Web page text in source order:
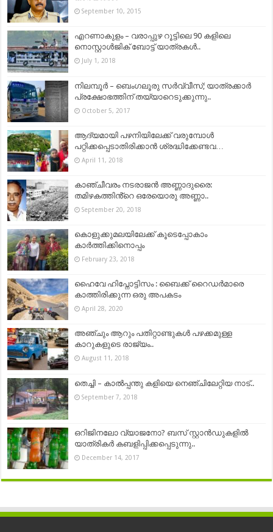
September 10, 2015
എറണാകുളം – വരാപ്പുഴ റൂട്ടിലെ 90 കളിലെ
നൊസ്റ്റാൾജിക് ബോട്ട് യാത്രകൾ..
July 1, 2018
നിലമ്പൂര്‍ – ബെംഗലൂരു സര്‍വ്വീസ്; യാത്രക്കാര്‍
പ്രക്ഷോഭത്തിന് തയ്യാറെടുക്കുന്നു..
October 5, 2017
ആദ്യമായി പഴനിയിലേക്ക് വരുമ്പോൾ
പറ്റിക്കപ്പെടാതിരിക്കാൻ ശ്രദ്ധിക്കേണ്ടവ…
April 11, 2018
കാഞ്ചീവരം നടരാജന്‍ അണ്ണാദുരൈ:
തമിഴകത്തിൻ്റെ ഒരേയൊരു അണ്ണാ..
September 20, 2018
കൊളുക്കുമലയിലേക്ക് കൂടെപ്പോകാം
കാര്‍ത്തിക്കിനൊപ്പം
February 23, 2018
ഹൈവേ ഹിപ്നോട്ടിസം : ബൈക്ക് റൈഡർമാരെ
കാത്തിരിക്കുന്ന ഒരു അപകടം
April 28, 2020
അഞ്ചും ആറും പതിറ്റാണ്ടുകള്‍ പഴക്കമുള്ള
കാറുകളുടെ രാജ്യം..
August 11, 2018
തെച്ചി – കാൽപ്പന്തു കളിയെ നെഞ്ചിലേറ്റിയ നാട്..
September 7, 2018
ഒറിജിനലോ വ്യാജനോ? ബസ് സ്റ്റാന്‍ഡുകളില്‍
യാത്രികര്‍ കബളിപ്പിക്കപ്പെടുന്നു..
December 14, 2017